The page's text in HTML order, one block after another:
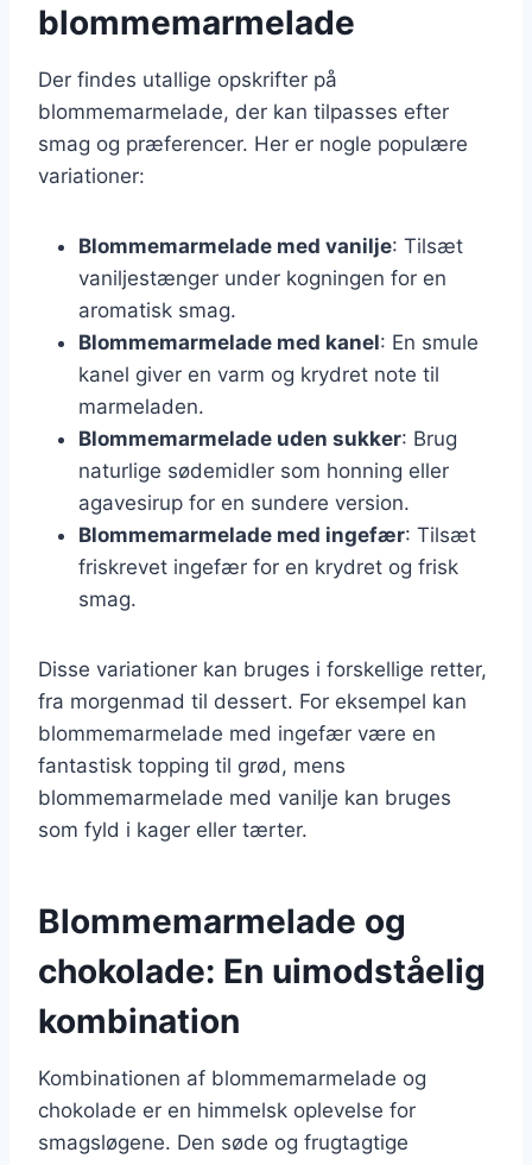
blommemarmelade
Der findes utallige opskrifter på
blommemarmelade, der kan tilpasses efter
smag og præferencer. Her er nogle populære
variationer:
Blommemarmelade med vanilje: Tilsæt
vaniljestænger under kogningen for en
aromatisk smag.
Blommemarmelade med kanel: En smule
kanel giver en varm og krydret note til
marmeladen.
Blommemarmelade uden sukker: Brug
naturlige sødemidler som honning eller
agavesirup for en sundere version.
Blommemarmelade med ingefær: Tilsæt
friskrevet ingefær for en krydret og frisk
smag.
Disse variationer kan bruges i forskellige retter,
fra morgenmad til dessert. For eksempel kan
blommemarmelade med ingefær være en
fantastisk topping til grød, mens
blommemarmelade med vanilje kan bruges
som fyld i kager eller tærter.
Blommemarmelade og
chokolade: En uimodståelig
kombination
Kombinationen af blommemarmelade og
chokolade er en himmelsk oplevelse for
smagsløgene. Den søde og frugtagtige